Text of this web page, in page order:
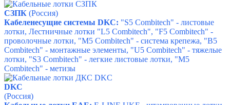
СЗПК (Россия)
Кабеленесущие системы DKC: "S5 Combitech" - листовые
лотки, Лестничные лотки "L5 Combitech", "F5 Combitech" -
проволочные лотки, "M5 Combitech" - система крепежа, "B5
Combitech" - монтажные элементы, "U5 Combitech" - тяжелые
лотки, "S3 Combitech" - легкие листовые лотки, "M5
Combitech" - метизы
DKC
(Россия)